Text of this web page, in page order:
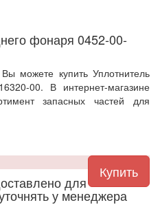
фонаря 0452-00-
можете купить Уплотнитель
00. В интернет-магазине
запасных частей для
для
у менеджера